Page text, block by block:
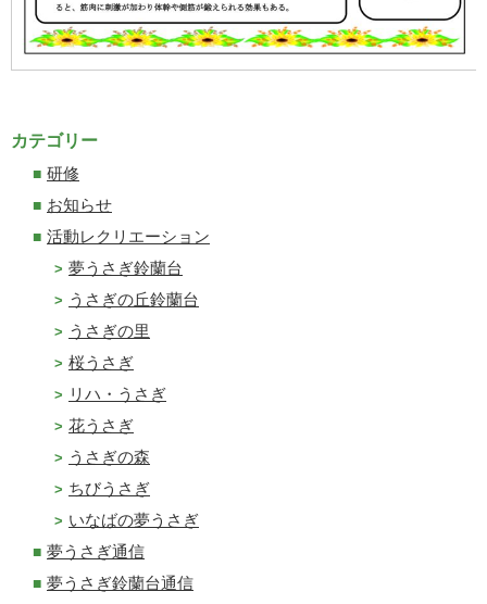
カテゴリー
研修
お知らせ
活動レクリエーション
夢うさぎ鈴蘭台
うさぎの丘鈴蘭台
うさぎの里
桜うさぎ
リハ・うさぎ
花うさぎ
うさぎの森
ちびうさぎ
いなばの夢うさぎ
夢うさぎ通信
夢うさぎ鈴蘭台通信